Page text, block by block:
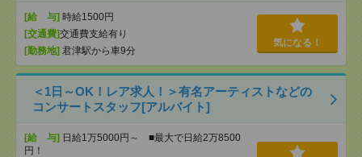
[給 与] 時給1500円
[交通費]交通費支給有り
[勤務地] 君津駅から車9分
気になる！
＜1日～OK！レア求人！＞有名アーティストなどの
コンサートスタッフ[アルバイト]
[給 与] 日給1万5000円～ ■最大で日給2万8500
円！